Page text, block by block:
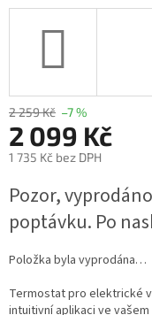
2 259 Kč –7 %
2 099 Kč
1 735 Kč bez DPH
cena:
Pozor,
poptávku. Po
Položka byla vyprodána…
Termostat pro elektrické
intuitivní aplikaci ve